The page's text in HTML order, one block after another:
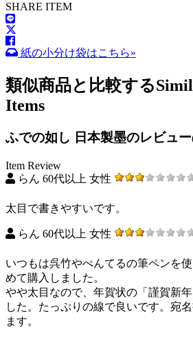
SHARE ITEM
紙の小分け袋はこちら»
類似商品と比較する
Items
ふでの如し 日本製墨のレビュー
Item Review
らん 60代以上 女性
太目で書きやすいです。
らん 60代以上 女性
いつもは呉竹やぺんてるの筆ペンを
めて購入しました。
やや太目なので、年賀状の「謹賀新
した。たっぷりの線で良いです。宛
ます。